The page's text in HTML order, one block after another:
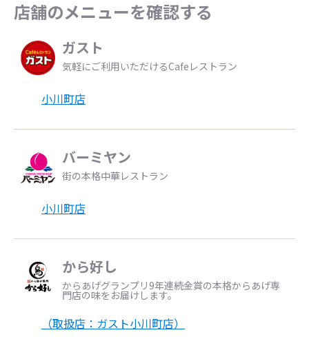
店舗のメニューを確認する
ガスト
気軽にご利用いただけるCafeレストラン
小川町店
バーミヤン
街の本格中華レストラン
小川町店
から好し
からあげグランプリ9年連続金賞の本格からあげ専
門店の味をお届けします。
（取扱店：ガスト小川町店）